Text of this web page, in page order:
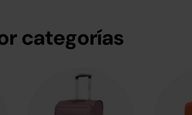
categorías